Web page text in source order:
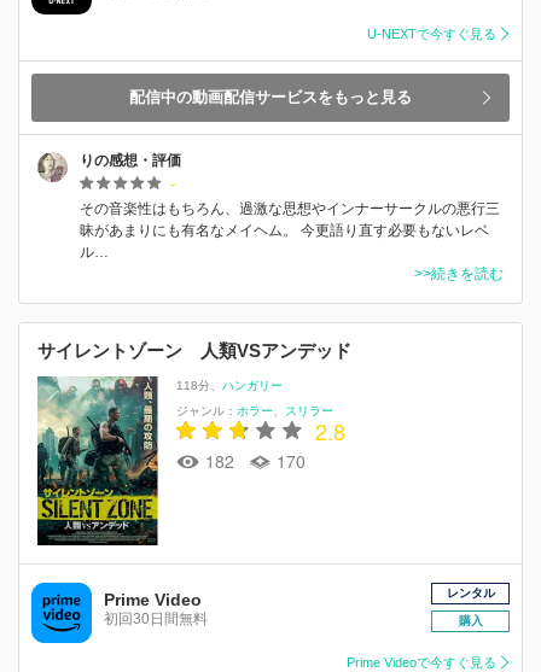
U-NEXTで今すぐ見る
配信中の動画配信サービスをもっと見る
りの感想・評価
-
その音楽性はもちろん、過激な思想やインナーサークルの悪行三
昧があまりにも有名なメイヘム。 今更語り直す必要もないレベ
ル…
>>続きを読む
サイレントゾーン 人類VSアンデッド
118分
ハンガリー
ジャンル： ホラー スリラー
2.8
182 170
Prime Video
初回30日間無料
レンタル
購入
Prime Videoで今すぐ見る